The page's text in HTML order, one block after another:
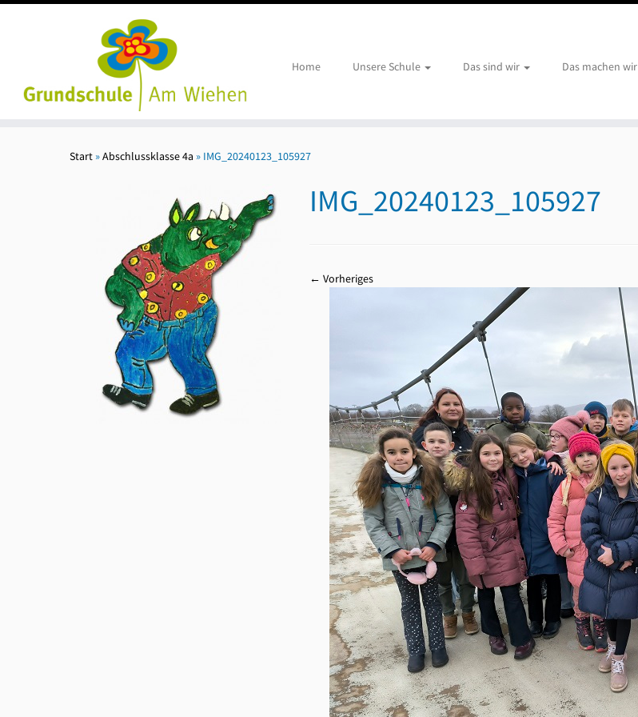
Home Unsere Schule Das sind wir Das machen wir
Start »Abschlussklasse 4a » IMG_20240123_105927
IMG_20240123_105927
← Vorheriges